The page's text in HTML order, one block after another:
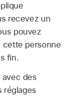
recevez un
pouvez
cette personne
fin.
des
réglages